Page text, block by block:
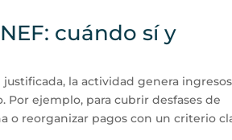
cuándo sí y
la actividad genera
Por ejemplo, para cubrir desfases de
o reorganizar pagos con un criterio